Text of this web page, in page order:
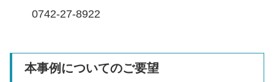
0742-27-8922
本事例についてのご要望